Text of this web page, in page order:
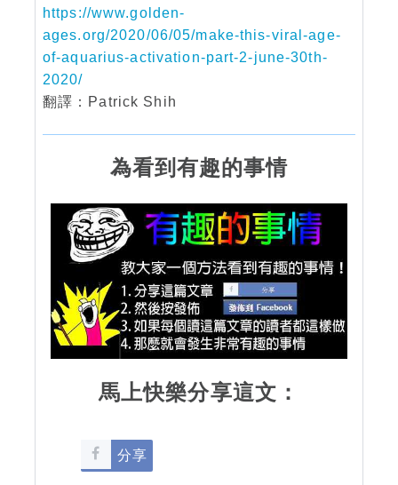
https://www.golden-
ages.org/2020/06/05/make-this-viral-age-
of-aquarius-activation-part-2-june-30th-
2020/
翻譯：Patrick Shih
為看到有趣的事情
馬上快樂分享這文：
分享